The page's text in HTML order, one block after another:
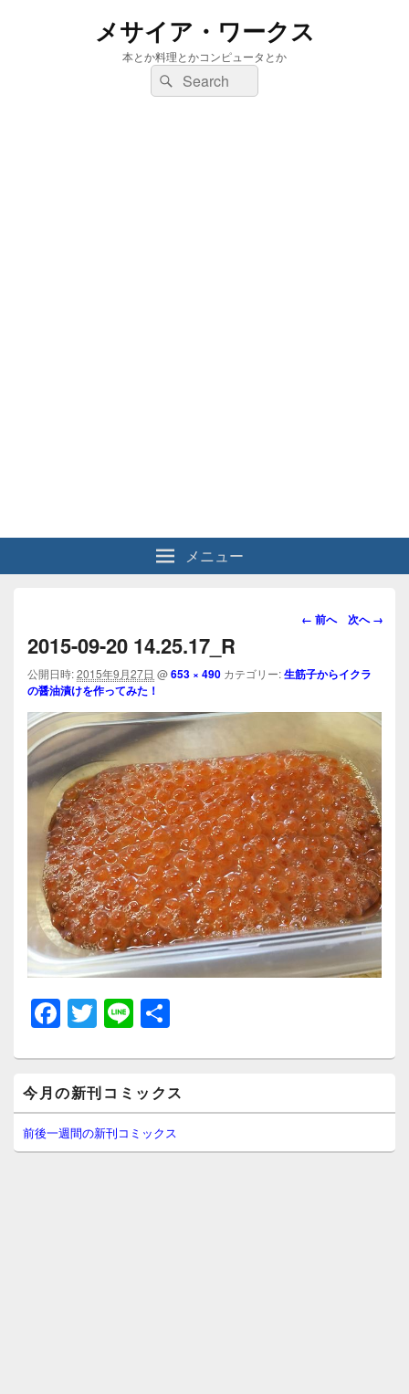
メサイア・ワークス
本とか料理とかコンピュータとか
検
索:
検
索
メニュー
画
ビ
ー
ョ
ン
← 前へ 次へ →
2015-09-20 14.25.17_R
公開日時:2015年9月27日 @653 × 490 カテゴリー:生筋子からイクラ
の醤油漬けを作ってみた！
F
a
c
e
b
o
T
wi
tt
er
Li
n
e
イ
ン
サ
イ
今月の新刊コミックス
前後一週間の新刊コミックス